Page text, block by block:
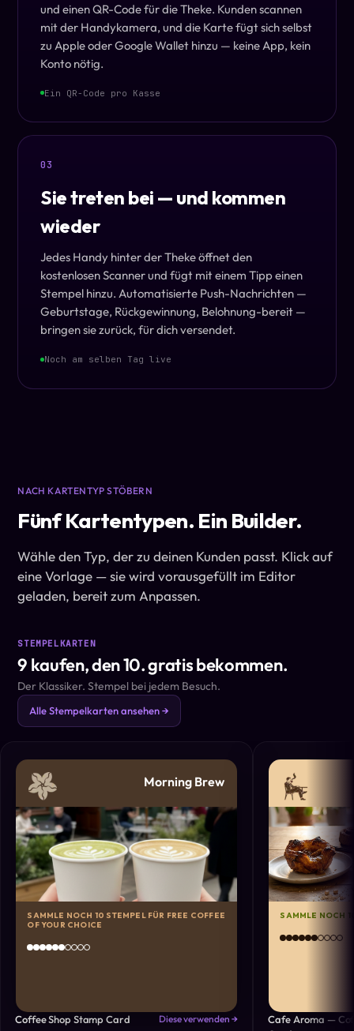
und einen QR-Code für die Theke. Kunden scannen
mit der Handykamera, und die Karte fügt sich selbst
zu Apple oder Google Wallet hinzu — keine App, kein
Konto nötig.
Ein QR-Code pro Kasse
03
Sie treten bei — und kommen
wieder
Jedes Handy hinter der Theke öffnet den
kostenlosen Scanner und fügt mit einem Tipp einen
Stempel hinzu. Automatisierte Push-Nachrichten —
Geburtstage, Rückgewinnung, Belohnung-bereit —
bringen sie zurück, für dich versendet.
Noch am selben Tag live
NACH KARTENTYP STÖBERN
Fünf Kartentypen. Ein Builder.
Wähle den Typ, der zu deinen Kunden passt. Klick auf
eine Vorlage — sie wird vorausgefüllt im Editor
geladen, bereit zum Anpassen.
STEMPELKARTEN
9 kaufen, den 10. gratis bekommen.
Der Klassiker. Stempel bei jedem Besuch.
Alle Stempelkarten ansehen →
Morning Brew
SAMMLE NOCH 10 STEMPEL FÜR FREE COFFEE
OF YOUR CHOICE
Coffee Shop Stamp Card Diese verwenden →
SAMMLE NOCH
Cafe Aroma —